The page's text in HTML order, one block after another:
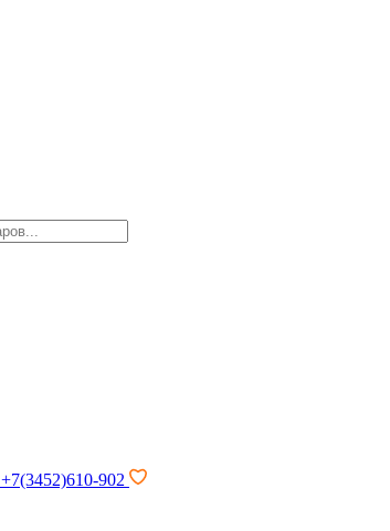
+7(3452)610-902